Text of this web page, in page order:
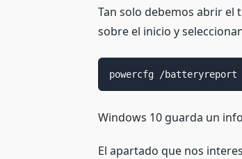
Tan solo debemos abrir el
sobre el inicio y
powercfg /batteryreport
Windows 10 guarda un
El apartado que nos